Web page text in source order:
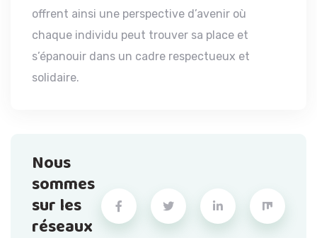
offrent ainsi une perspective d’avenir où
chaque individu peut trouver sa place et
s’épanouir dans un cadre respectueux et
solidaire.
Nous
sommes
sur les
réseaux